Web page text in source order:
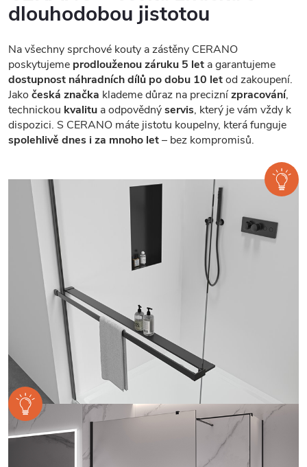
dlouhodobou jistotou
Na všechny sprchové kouty a zástěny CERANO
poskytujeme prodlouženou záruku 5 let a garantujeme
dostupnost náhradních dílů po dobu 10 letod zakoupení.
Jako česká značka klademe důraz na preciznízpracování,
technickou kvalitu a odpovědnýservis, který je vám vždy k
dispozici. S CERANO máte jistotu koupelny, která funguje
spolehlivě dnes i za mnoho let– bez kompromisů.